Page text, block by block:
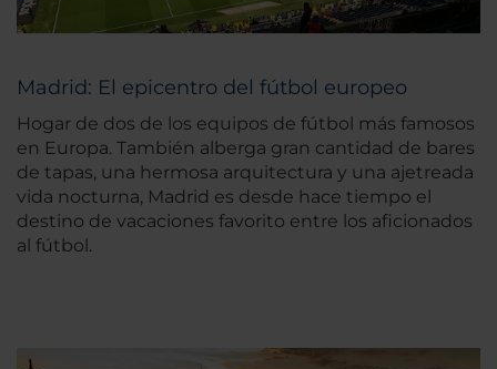
Madrid: El epicentro del fútbol europeo
Hogar de dos de los equipos de fútbol más famosos
en Europa. También alberga gran cantidad de bares
de tapas, una hermosa arquitectura y una ajetreada
vida nocturna, Madrid es desde hace tiempo el
destino de vacaciones favorito entre los aficionados
al fútbol.